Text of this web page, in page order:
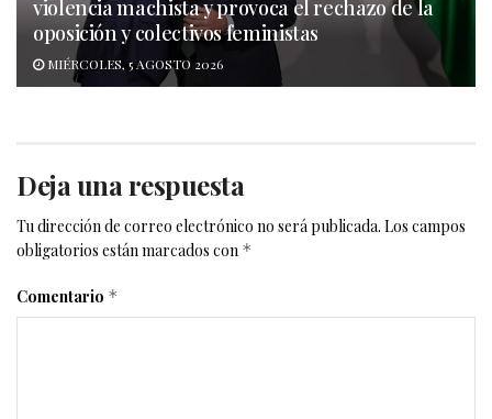
violencia machista y provoca el rechazo de la
oposición y colectivos feministas
MIÉRCOLES, 5 AGOSTO 2026
Deja una respuesta
Tu dirección de correo electrónico no será publicada. Los campos
obligatorios están marcados con *
Comentario *